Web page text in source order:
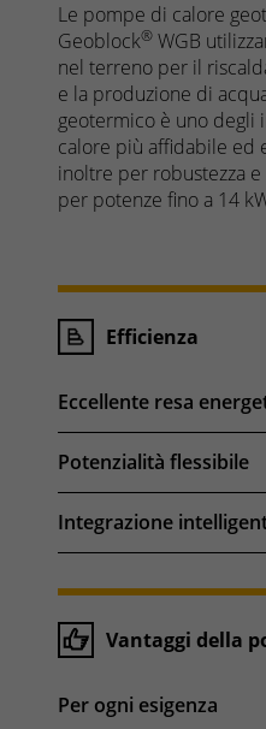
Le pompe di calore
Geoblock® WGB
nel terreno per il
e la produzione di
geotermico è uno degli
calore più affidabile ed
inoltre per robustezza
per potenze fino a 14
Efficienza
Eccellente resa
Potenzialità flessibile
Integrazione
Vantaggi della
Per ogni esigenza